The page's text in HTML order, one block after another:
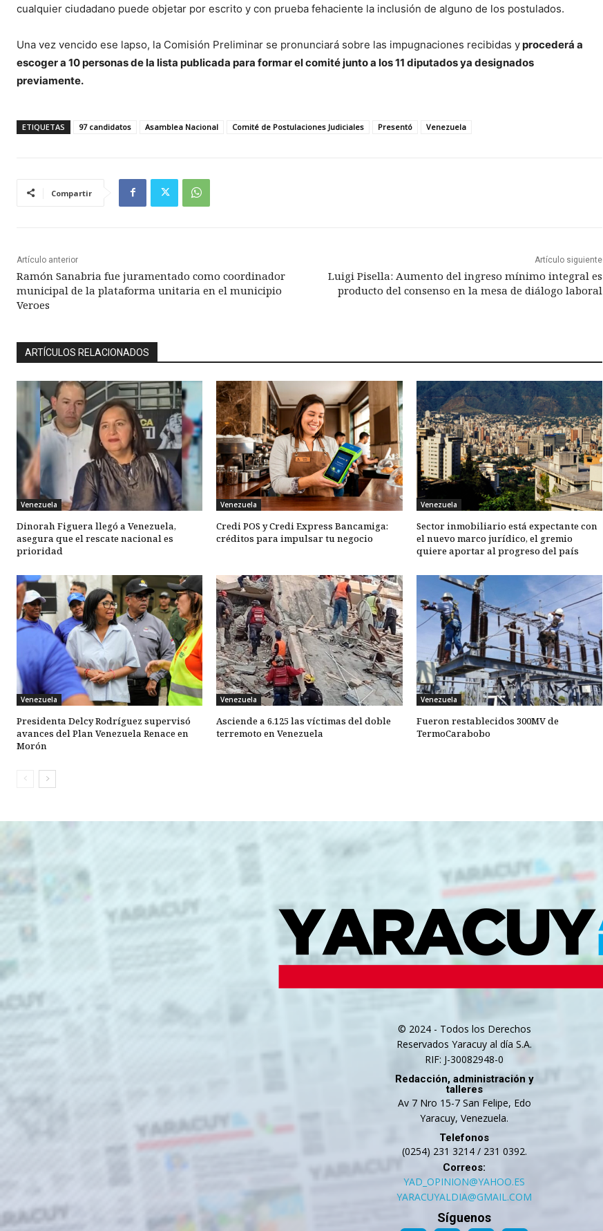
cualquier ciudadano puede objetar por escrito y con prueba fehaciente la inclusión de alguno de los postulados.
Una vez vencido ese lapso, la Comisión Preliminar se pronunciará sobre las impugnaciones recibidas yprocederá a
escoger a 10 personas de la lista publicada para formar el comité junto a los 11 diputados ya designados
previamente.
ETIQUETAS 97 candidatos Asamblea Nacional Comité de Postulaciones Judiciales Presentó Venezuela
Compartir
Artículo anterior
Ramón Sanabria fue juramentado como coordinador
municipal de la plataforma unitaria en el municipio
Veroes
Artículo siguiente
Luigi Pisella: Aumento del ingreso mínimo integral es
producto del consenso en la mesa de diálogo laboral
ARTÍCULOS RELACIONADOS
Venezuela
Dinorah Figuera llegó a Venezuela,
asegura que el rescate nacional es
prioridad
Venezuela
Credi POS y Credi Express Bancamiga:
créditos para impulsar tu negocio
Venezuela
Sector inmobiliario está expectante con
el nuevo marco jurídico, el gremio
quiere aportar al progreso del país
Venezuela
Presidenta Delcy Rodríguez supervisó
avances del Plan Venezuela Renace en
Morón
Venezuela
Asciende a 6.125 las víctimas del doble
terremoto en Venezuela
Venezuela
Fueron restablecidos 300MV de
TermoCarabobo
© 2024 - Todos los Derechos
Reservados Yaracuy al día S.A.
RIF: J-30082948-0
Redacción, administración y
talleres
Av 7 Nro 15-7 San Felipe, Edo
Yaracuy, Venezuela.
Telefonos
(0254) 231 3214 / 231 0392.
Correos:
YAD_OPINION@YAHOO.ES
YARACUYALDIA@GMAIL.COM
Síguenos